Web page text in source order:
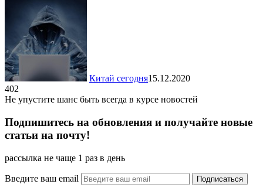
Китай сегодня15.12.2020
402
Не упустите шанс быть всегда в курсе новостей
Подпишитесь на обновления и получайте новые
статьи на почту!
рассылка не чаще 1 раз в день
Введите ваш email